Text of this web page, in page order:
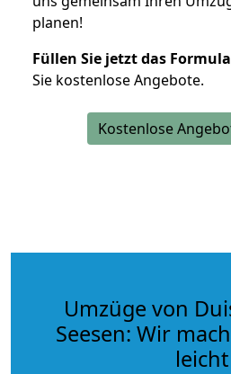
planen!
Füllen Sie jetzt das
Sie kostenlose Angebote.
Kostenlose
Umzüge von
Seesen: Wir
leicht